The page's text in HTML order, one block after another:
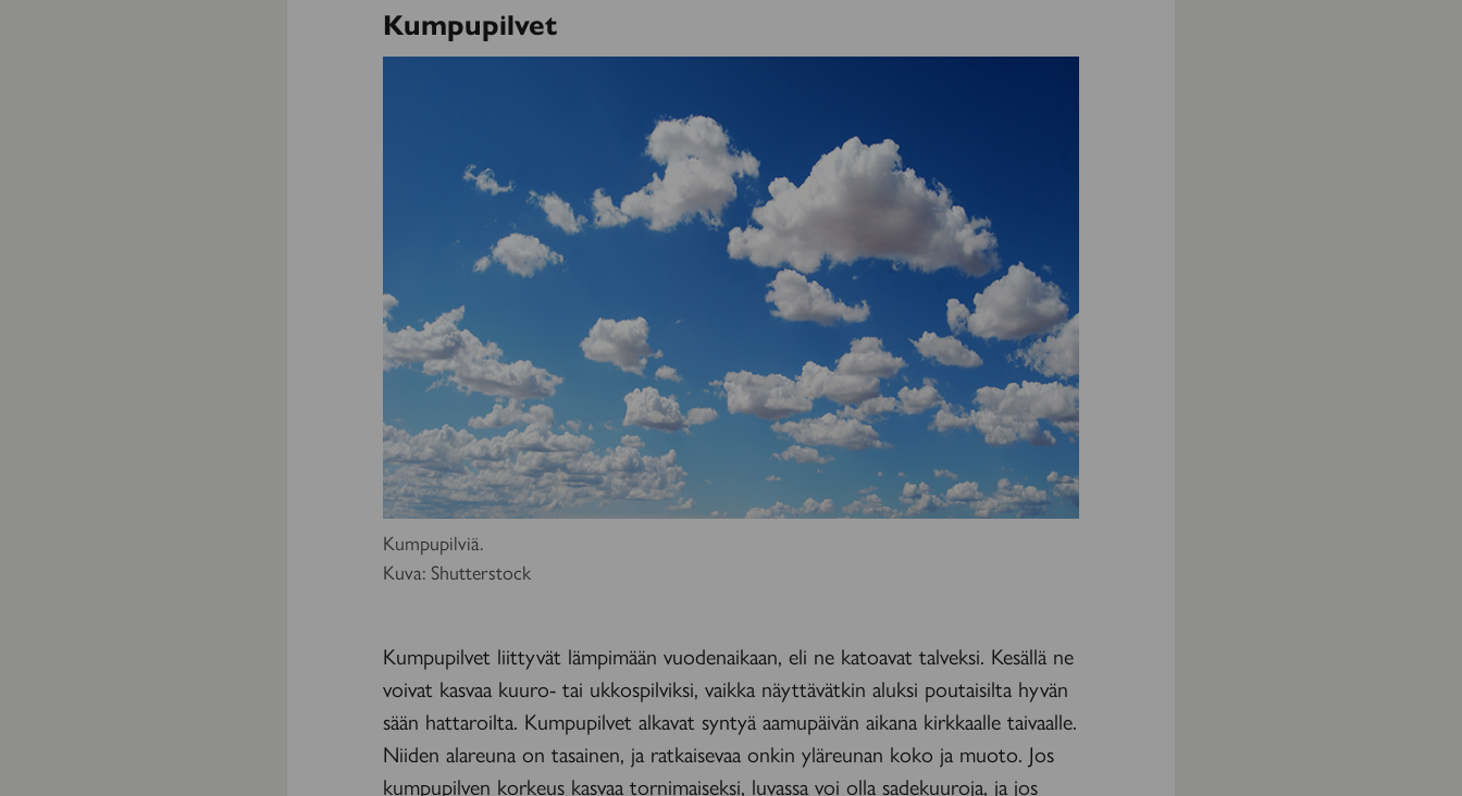
Kumpupilvet
Kumpupilviä.
Kuva: Shutterstock
Kumpupilvet liittyvät lämpimään vuodenaikaan, eli ne katoavat talveksi. Kesällä ne
voivat kasvaa kuuro- tai ukkospilviksi, vaikka näyttävätkin aluksi poutaisilta hyvän
sään hattaroilta. Kumpupilvet alkavat syntyä aamupäivän aikana kirkkaalle taivaalle.
Niiden alareuna on tasainen, ja ratkaisevaa onkin yläreunan koko ja muoto. Jos
kumpupilven korkeus kasvaa tornimaiseksi, luvassa voi olla sadekuuroja, ja jos